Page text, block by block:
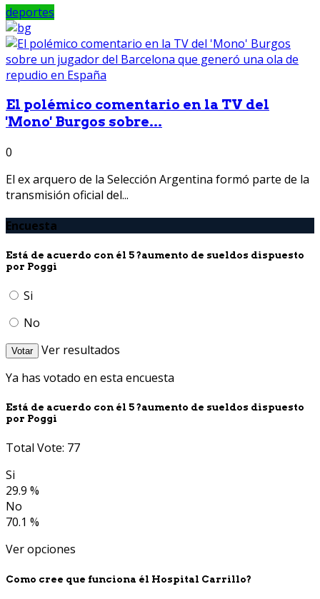
deportes
El polémico comentario en la TV del
'Mono' Burgos sobre...
0
El ex arquero de la Selección Argentina formó parte de la
transmisión oficial del...
Encuesta
Está de acuerdo con él 5 ?aumento de sueldos dispuesto
por Poggi
Si
No
Votar
Ver resultados
Ya has votado en esta encuesta
Está de acuerdo con él 5 ?aumento de sueldos dispuesto
por Poggi
Total Vote: 77
Si
29.9 %
No
70.1 %
Ver opciones
Como cree que funciona él Hospital Carrillo?